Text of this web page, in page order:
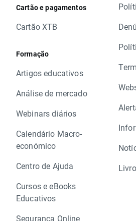
Cartão e pagamentos
Cartão XTB
Formação
Artigos educativos
Análise de mercado
Webinars diários
Calendário Macro-
económico
Centro de Ajuda
Cursos e eBooks
Educativos
Segurança Online